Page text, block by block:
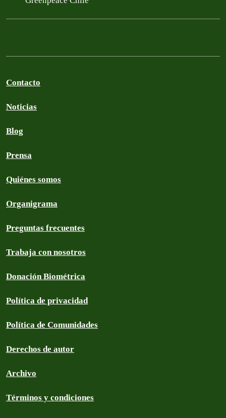
Contacto
Noticias
Blog
Prensa
Quiénes somos
Organigrama
Preguntas frecuentes
Trabaja con nosotros
Donación Biométrica
Política de privacidad
Política de Comunidades
Derechos de autor
Archivo
Términos y condiciones